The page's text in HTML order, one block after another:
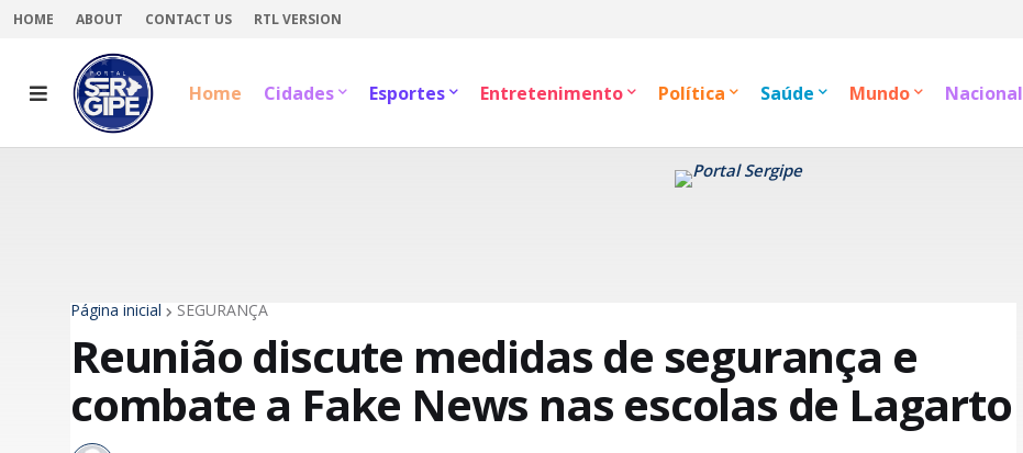
HOME ABOUT CONTACT US RTL VERSION
Home Cidades Esportes Entretenimento Política Saúde Mundo Nacional
Página inicial SEGURANÇA
Reunião discute medidas de segurança e
combate a Fake News nas escolas de Lagarto